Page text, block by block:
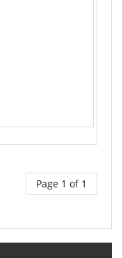
Page 1 of 1